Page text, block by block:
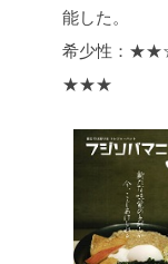
能した。
希少性：
★★★